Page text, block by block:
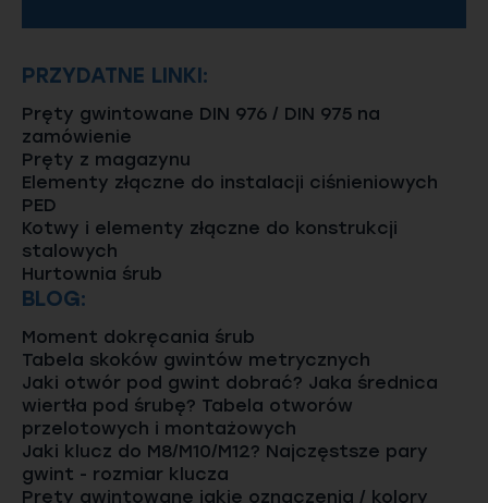
PRZYDATNE LINKI:
Pręty gwintowane DIN 976 / DIN 975 na
zamówienie
Pręty z magazynu
Elementy złączne do instalacji ciśnieniowych
PED
Kotwy i elementy złączne do konstrukcji
stalowych
Hurtownia śrub
BLOG:
Moment dokręcania śrub
Tabela skoków gwintów metrycznych
Jaki otwór pod gwint dobrać? Jaka średnica
wiertła pod śrubę? Tabela otworów
przelotowych i montażowych
Jaki klucz do M8/M10/M12? Najczęstsze pary
gwint - rozmiar klucza
Pręty gwintowane jakie oznaczenia / kolory